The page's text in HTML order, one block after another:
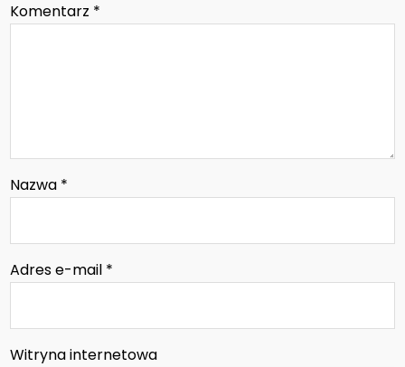
Komentarz *
Nazwa *
Adres e-mail *
Witryna internetowa